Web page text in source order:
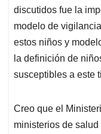
discutidos fue la
modelo de
estos niños y
la definición de
susceptibles a este
Creo que el
ministerios de